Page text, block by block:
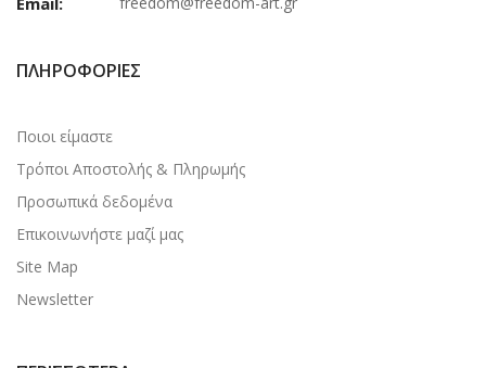
ΠΛΗΡΟΦΟΡΊΕΣ
Ποιοι είμαστε
Τρόποι Αποστολής & Πληρωμής
Προσωπικά δεδομένα
Επικοινωνήστε μαζί μας
Site Map
Newsletter